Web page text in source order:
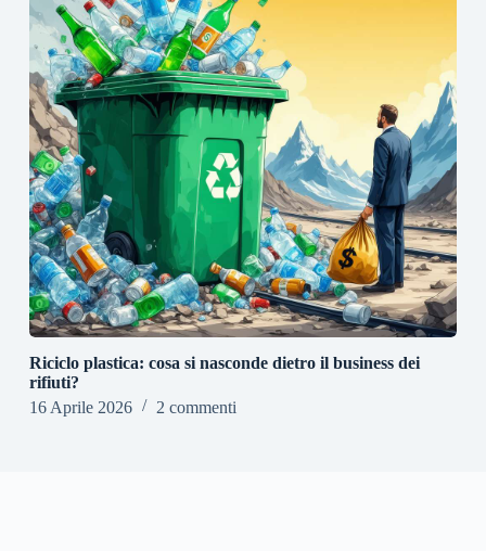
Riciclo plastica: cosa si nasconde dietro il business dei
rifiuti?
16 Aprile 2026
2 commenti